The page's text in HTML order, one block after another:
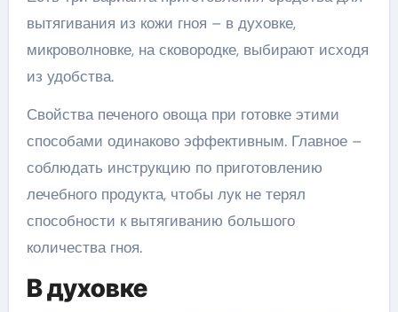
вытягивания из кожи гноя – в духовке,
микроволновке, на сковородке, выбирают исходя
из удобства.
Свойства печеного овоща при готовке этими
способами одинаково эффективным. Главное –
соблюдать инструкцию по приготовлению
лечебного продукта, чтобы лук не терял
способности к вытягиванию большого
количества гноя.
В духовке